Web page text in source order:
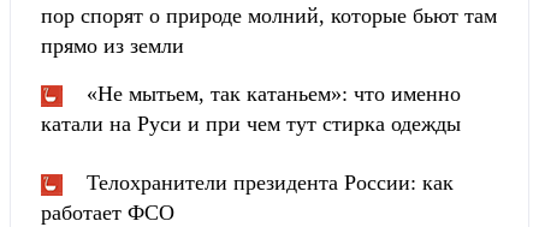
пор спорят о природе молний, которые бьют там
прямо из земли
«Не мытьем, так катаньем»: что именно
катали на Руси и при чем тут стирка одежды
Телохранители президента России: как
работает ФСО